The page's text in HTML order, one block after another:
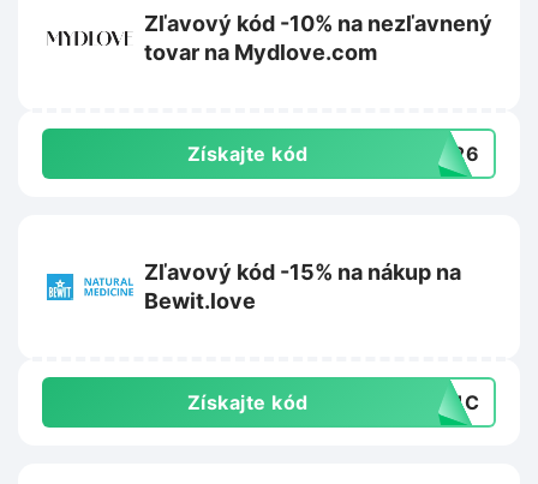
Zľavový kód -10% na nezľavnený
tovar na Mydlove.com
Získajte kód VE26
Zľavový kód -15% na nákup na
Bewit.love
Získajte kód PC1C